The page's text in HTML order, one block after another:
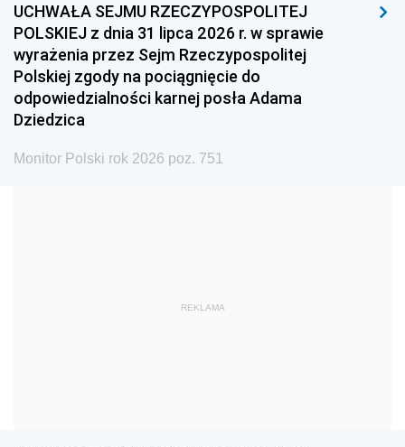
1996 1995 1994
1993 1992 1991
1990 1989
1987 1986 1985
1968
UCHWAŁA SEJMU RZECZYPOSPOLITEJ
POLSKIEJ z dnia 31 lipca 2026 r. w sprawie
wyrażenia przez Sejm Rzeczypospolitej
Polskiej zgody na pociągnięcie do
odpowiedzialności karnej posła Adama
Dziedzica
Monitor Polski rok 2026 poz. 751
REKLAMA